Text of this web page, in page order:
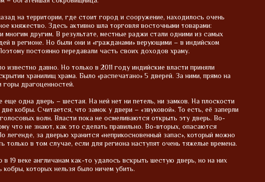
на территории, где стоит город и сооружение, находилось очень
княжество. Здесь активно шла торговля восточными товарами:
многим другим. В результате, местные раджи стали одними из самых
в регионе. Но были они и «гражданами» верующими – в индийском
постоянно передавали часть своих доходов храму.
известно давно. Но только в 2011 году индийские власти приняли
хранилищ храма. Было «распечатано» 5 дверей. За ними, прямо на
горы драгоценностей.
еще одна дверь – шестая. На ней нет ни петель, ни замков. На плоскости
кобры. Считается, что замок у двери – «звуковой». То есть, её заперли
волн. Власти пока не осмеливаются открыть эту дверь. Во-
что не знают, как это сделать правильно. Во-вторых, опасаются
легенде, за дверью хранится «неприкосновенный запас», который можно
только в том случае, если для региона наступят очень тяжелые времена.
в 19 веке англичанам как-то удалось вскрыть шестую дверь, но на них
кобры, которых нельзя было ничем убить.